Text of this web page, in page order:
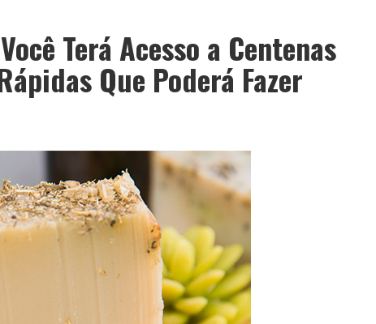
Terá Acesso a Centenas
Que Poderá Fazer